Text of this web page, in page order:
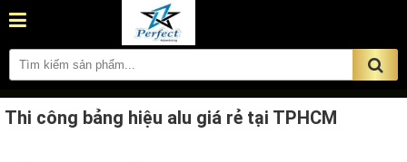
Thi công bảng hiệu alu giá rẻ tại TPHCM